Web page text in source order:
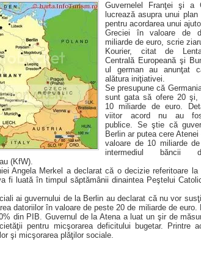
Guvernelel Franţei şi a
lucrează asupra unui plan
pentru acordarea unui
Greciei în valoare de
miliarde de euro, scrie
Kourier, citat de
Centrală Europeană şi
ul german au anunţat
alătura iniţiativei.
Se presupune că
sunt gata să ofere 20 şi,
10 miliarde de euro.
viitor acord nu au
publice. Se ştie că
Berlin ar putea cere
valoare de 10 miliarde
intermediul băncii
(KfW).
Angela Merkel a declarat că o decizie referitoare la
fi luată în timpul săptămânii dinaintea Peştelui
ai guvernului de la Berlin au declarat că nu vor
datoriilor în valoare de peste 20 de miliarde de euro.
din PIB. Guvernul de la Atena a luat un şir de
pentru micşorarea deficitului bugetar. Printre
şi micşorarea plăţilor sociale.